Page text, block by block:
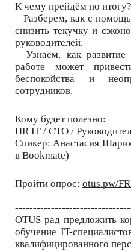
К чему прейдём по
– Разберем, как с
снизить текучку и
руководителей.
– Узнаем, как развитие
работе может
беспокойства и
сотрудников.
Кому будет полезно:
HR IT / СТО /
Спикер: Анастасия
в Bookmate)
Пройти опрос: otus.pw/
OTUS рад предложить
обучение IT-
квалифицированного